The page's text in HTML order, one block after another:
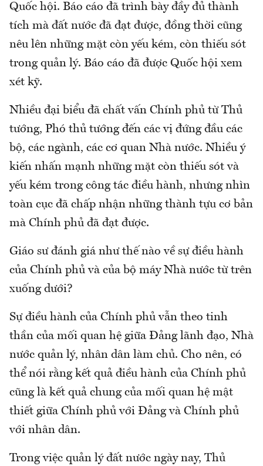
Quốc hội. Báo cáo đã trình bày đầy đủ thành
tích mà đất nước đã đạt được, đồng thời cũng
nêu lên những mặt còn yếu kém, còn thiếu sót
trong quản lý. Báo cáo đã được Quốc hội xem
xét kỹ.
Nhiều đại biểu đã chất vấn Chính phủ từ Thủ
tướng, Phó thủ tướng đến các vị đứng đầu các
bộ, các ngành, các cơ quan Nhà nước. Nhiều ý
kiến nhấn mạnh những mặt còn thiếu sót và
yếu kém trong công tác điều hành, nhưng nhìn
toàn cục đã chấp nhận những thành tựu cơ bản
mà Chính phủ đã đạt được.
Giáo sư đánh giá như thế nào về sự điều hành
của Chính phủ và của bộ máy Nhà nước từ trên
xuống dưới?
Sự điều hành của Chính phủ vẫn theo tinh
thần của mối quan hệ giữa Đảng lãnh đạo, Nhà
nước quản lý, nhân dân làm chủ. Cho nên, có
thể nói rằng kết quả điều hành của Chính phủ
cũng là kết quả chung của mối quan hệ mật
thiết giữa Chính phủ với Đảng và Chính phủ
với nhân dân.
Trong việc quản lý đất nước ngày nay, Thủ